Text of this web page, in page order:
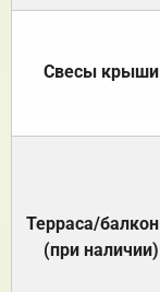
Свесы крыши
Терраса/балкон
(при наличии)